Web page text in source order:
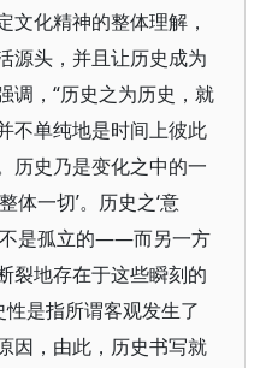
文化精神的整体理解，
源头，并且让历史成为
调，“历史之为历史，就
不单纯地是时间上彼此
历史乃是变化之中的一
体一切’。历史之‘意
不是孤立的——而另一方
裂地存在于这些瞬刻的
是指所谓客观发生了
因，由此，历史书写就